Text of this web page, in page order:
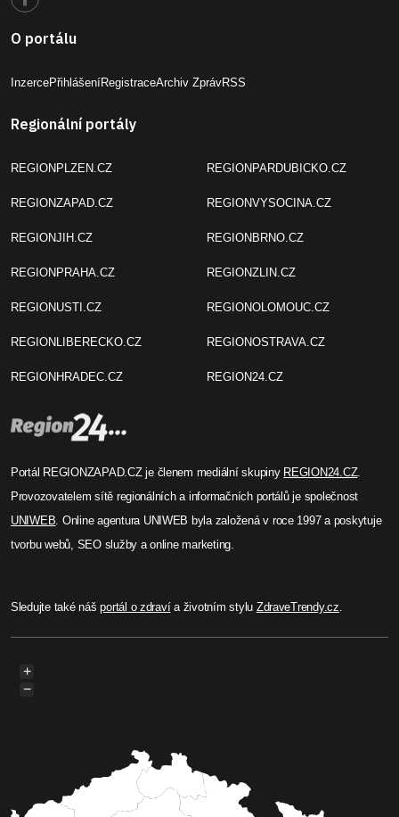
O portálu
InzercePřihlášeníRegistraceArchiv ZprávRSS
Regionální portály
REGIONPLZEN.CZ
REGIONZAPAD.CZ
REGIONJIH.CZ
REGIONPRAHA.CZ
REGIONUSTI.CZ
REGIONLIBERECKO.CZ
REGIONHRADEC.CZ
REGIONPARDUBICKO.CZ
REGIONVYSOCINA.CZ
REGIONBRNO.CZ
REGIONZLIN.CZ
REGIONOLOMOUC.CZ
REGIONOSTRAVA.CZ
REGION24.CZ
Portál REGIONZAPAD.CZ je členem mediální skupiny REGION24.CZ.
Provozovatelem sítě regionálních a informačních portálů je společnost
UNIWEB. Online agentura UNIWEB byla založená v roce 1997 a poskytuje
tvorbu webů, SEO služby a online marketing.
Sledujte také nášportál o zdravía životním stylu ZdraveTrendy.cz.
+
−